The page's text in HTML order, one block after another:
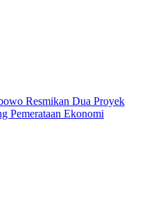
Resmikan Dua Proyek
Pemerataan Ekonomi